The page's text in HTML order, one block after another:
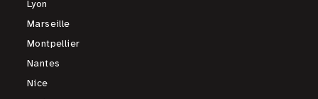
Lyon
Marseille
Montpellier
Nantes
Nice